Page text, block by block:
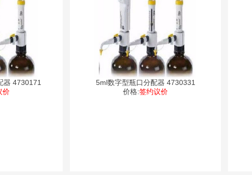
器 4730171
价
5ml数字型瓶口分配器 4730331
价格:签约议价